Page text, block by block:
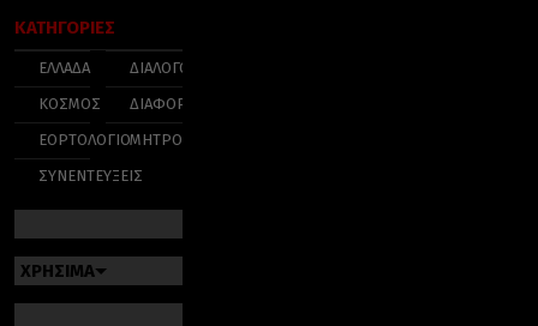
ΚΑΤΗΓΟΡΙΕΣ
ΕΛΛΑΔΑ
ΚΟΣΜΟΣ
ΕΟΡΤΟΛΟΓΙΟ
ΣΥΝΕΝΤΕΥΞΕΙΣ
ΔΙΑΛΟΓΟΣ
ΔΙΑΦΟΡΑ
ΜΗΤΡΟΠΟΛΕΙΣ
ΧΡΗΣΙΜΑ